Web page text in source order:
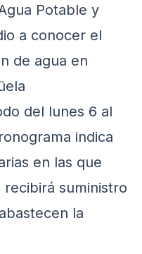
Potable y
a conocer el
de agua en
del lunes 6 al
indica
en las que
suministro
la